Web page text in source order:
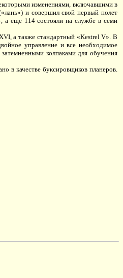
изменениями, включавшими в
и совершил свой первый полет
а еще 114 состояли на службе в семи
а также стандартный «Kestrel V». В
управление и все необходимое
колпаками для обучения
в качестве буксировщиков планеров.